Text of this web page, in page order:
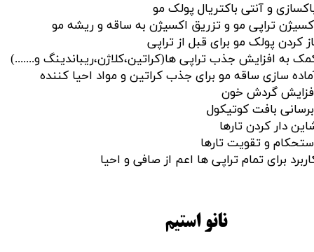
و آنتی باکتریال پولک مو
تراپی مو و تزریق اکسیژن به ساقه و ریشه مو
کردن پولک مو برای قبل از تراپی
به افزایش جذب تراپی ها(کراتین،کلاژن،ریباندینگ و.......)
سازی ساقه مو برای جذب کراتین و مواد احیا کننده
گردش خون
بافت کوتیکول
دار کردن تارها
و تقویت تارها
برای تمام تراپی ها اعم از صافی و احیا​​​​​​​
نانو استیم